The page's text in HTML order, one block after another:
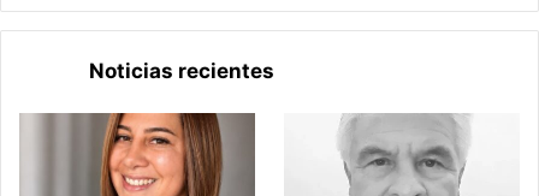
Noticias recientes